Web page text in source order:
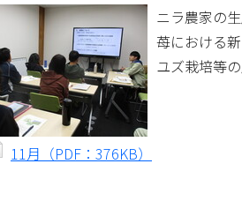
ニラ農家の
苺における
ユズ栽培等
11月（PDF：376KB）